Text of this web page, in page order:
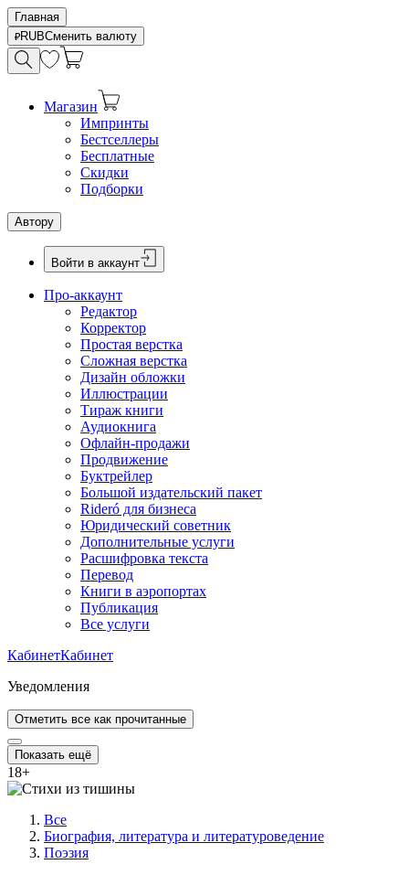
Главная
RUBСменить валюту
Магазин
Импринты
Бестселлеры
Бесплатные
Скидки
Подборки
Автору
Войти в аккаунт
Про-аккаунт
Редактор
Корректор
Простая верстка
Сложная верстка
Дизайн обложки
Иллюстрации
Тираж книги
Аудиокнига
Офлайн-продажи
Продвижение
Буктрейлер
Большой издательский пакет
Rideró для бизнеса
Юридический советник
Дополнительные услуги
Расшифровка текста
Перевод
Книги в аэропортах
Публикация
Все услуги
КабинетКабинет
Уведомления
Отметить все как прочитанные
Показать ещё
18+
Все
Биография, литература и литературоведение
Поэзия